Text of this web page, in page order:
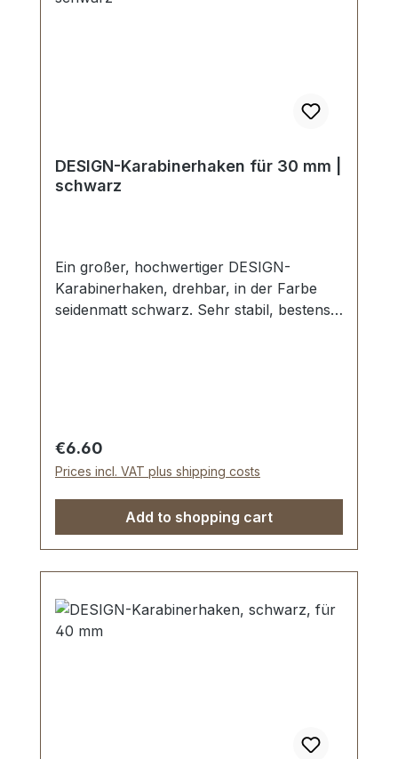
DESIGN-Karabinerhaken für 30 mm |
schwarz
Ein großer, hochwertiger DESIGN-
Karabinerhaken, drehbar, in der Farbe
seidenmatt schwarz. Sehr stabil, bestens
Regular price:
€6.60
Prices incl. VAT plus shipping costs
Add to shopping cart